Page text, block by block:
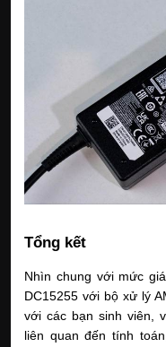
Tổng kết
Nhìn chung với mức
DC15255 với bộ xử lý
với các bạn sinh viên,
liên quan đến tính